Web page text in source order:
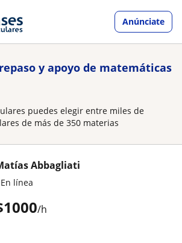
Anúnciate
y apoyo de matemáticas
puedes elegir entre miles de
de más de 350 materias
1000/h
Abbagliati
En línea